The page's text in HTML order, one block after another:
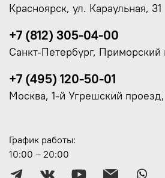
График работы:
10:00 – 20:00
Красноярск, ул. Караульная, 31
+7 (812) 305-04-00
Санкт-Петербург, Приморский
+7 (495) 120-50-01
Москва, 1-й Угрешский проезд,